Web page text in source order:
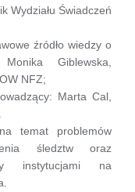
Wydziału Świadczeń
źródło wiedzy o
Monika Giblewska,
NFZ;
Marta Cal,
temat problemów
śledztw oraz
instytucjami na